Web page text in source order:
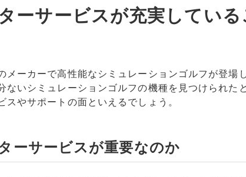
ーサービスが充実してい
メーカーで高性能なシミュレーションゴルフが登場
ないシミュレーションゴルフの機種を見つけられた
スやサポートの面といえるでしょう。
ーサービスが重要なのか